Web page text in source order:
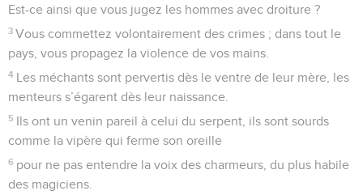
Est-ce ainsi que vous jugez les hommes avec droiture ?
3 Vous commettez volontairement des crimes ; dans tout le
pays, vous propagez la violence de vos mains.
4 Les méchants sont pervertis dès le ventre de leur mère, les
menteurs s’égarent dès leur naissance.
5 Ils ont un venin pareil à celui du serpent, ils sont sourds
comme la vipère qui ferme son oreille
6 pour ne pas entendre la voix des charmeurs, du plus habile
des magiciens.